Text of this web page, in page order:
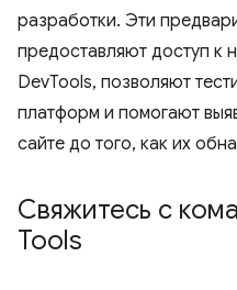
разработки. Эти
предоставляют доступ к
DevTools, позволяют
платформ и помогают
сайте до того, как их
Свяжитесь с
Tools